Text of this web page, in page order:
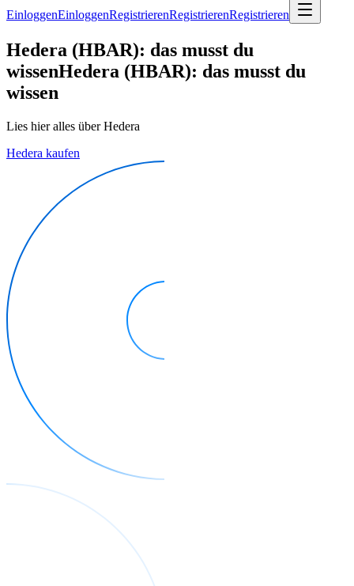
EinloggenEinloggenRegistrierenRegistrierenRegistrieren
Hedera (HBAR): das musst du
wissenHedera (HBAR): das musst du
wissen
Lies hier alles über Hedera
Hedera kaufen